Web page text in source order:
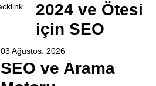
2024 ve Ötesi
için SEO
03 Ağustos. 2026
SEO ve Arama